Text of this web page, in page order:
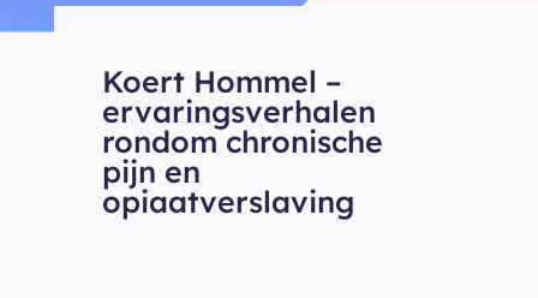
Koert Hommel –
ervaringsverhalen
rondom chronische
pijn en
opiaatverslaving